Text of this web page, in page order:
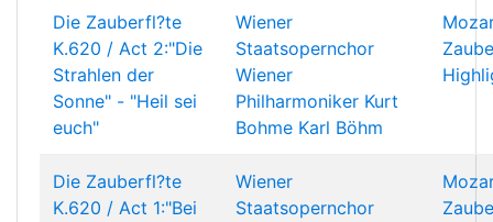
Die Zauberfl?te
K.620 / Act 2:"Die
Strahlen der
Sonne" - "Heil sei
euch"
Wiener
Staatsopernchor
Wiener
Philharmoniker Kurt
Bohme Karl Böhm
Die Zauberfl?te
K.620 / Act 1:"Bei
Wiener
Staatsopernchor